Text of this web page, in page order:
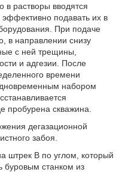
в растворы вводятся
подавать их в
При подаче
в направлении снизу
с ней трещины,
и адгезии. После
времени
набором
пробурена скважина.
дегазационной
забоя.
штрек В по углом, который
буровым станком из